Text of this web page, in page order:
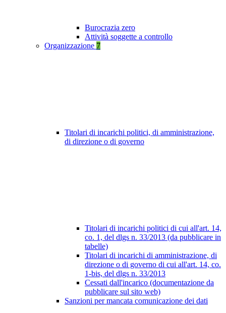
Burocrazia zero
Attività soggette a controllo
Organizzazione 7
Titolari di incarichi politici, di amministrazione,
di direzione o di governo
Titolari di incarichi politici di cui all'art. 14,
co. 1, del dlgs n. 33/2013 (da pubblicare in
tabelle)
Titolari di incarichi di amministrazione, di
direzione o di governo di cui all'art. 14, co.
1-bis, del dlgs n. 33/2013
Cessati dall'incarico (documentazione da
pubblicare sul sito web)
Sanzioni per mancata comunicazione dei dati